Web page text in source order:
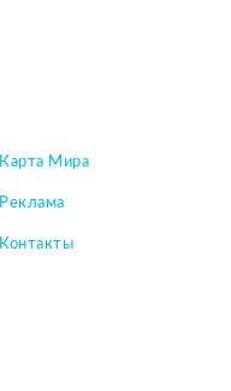
Карта Мира
Реклама
Контакты